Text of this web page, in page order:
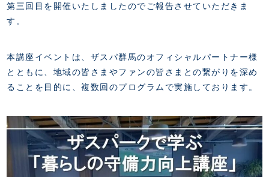
クラブプロパティ
ホームイベント情報
初心者向けのガイダンス
運営サポートスタッフ募集
各SNS
マスコット
クラブアンバサダー
PARTNERS
アシストパートナー
ザスパ応援店紹介
ホームタウン活動
応援ベンダー設置のお願い
ふるさと納税
会社概要
拠点一覧
クラブについて（エンブレム・ロゴ等）
HISTORY
お問い合わせ
CHALLENGERS
ACADEMY
アカデミー概要
U-18
Ladies U-18
Ladies U-15
SCHOOL
第三回目を開催いたしましたのでご報告させていただきま
す。
本講座イベントは、ザスパ群馬のオフィシャルパートナー様
とともに、地域の皆さまやファンの皆さまとの繋がりを深め
ることを目的に、複数回のプログラムで実施しております。